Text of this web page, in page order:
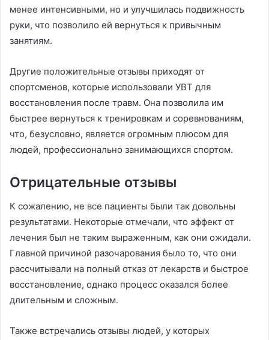
менее интенсивными, но и улучшилась подвижность
руки, что позволило ей вернуться к привычным
занятиям.
Другие положительные отзывы приходят от
спортсменов, которые использовали УВТ для
восстановления после травм. Она позволила им
быстрее вернуться к тренировкам и соревнованиям,
что, безусловно, является огромным плюсом для
людей, профессионально занимающихся спортом.
Отрицательные отзывы
К сожалению, не все пациенты были так довольны
результатами. Некоторые отмечали, что эффект от
лечения был не таким выраженным, как они ожидали.
Главной причиной разочарования было то, что они
рассчитывали на полный отказ от лекарств и быстрое
восстановление, однако процесс оказался более
длительным и сложным.
Также встречались отзывы людей, у которых